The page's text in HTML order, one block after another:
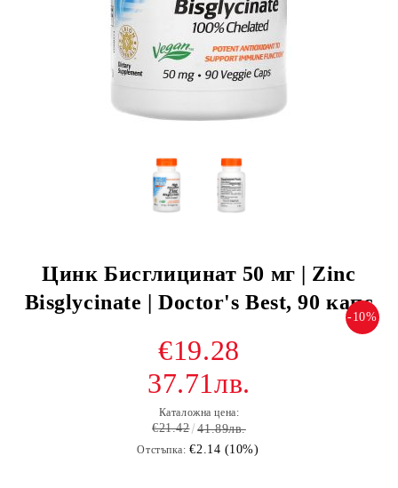
Цинк Бисглицинат 50 мг | Zinc
Bisglycinate | Doctor's Best, 90 капс
-10%
€19.28
37.71лв.
Каталожна цена:
€21.42 41.89лв.
Отстъпка: €2.14 (10%)